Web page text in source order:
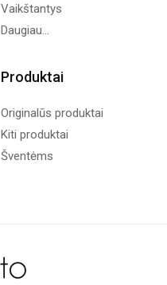
Vaikštantys
Daugiau...
Produktai
Originalūs produktai
Kiti produktai
Šventėms